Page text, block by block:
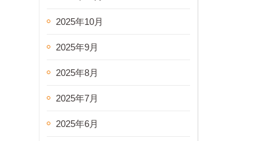
2025年10月
2025年9月
2025年8月
2025年7月
2025年6月